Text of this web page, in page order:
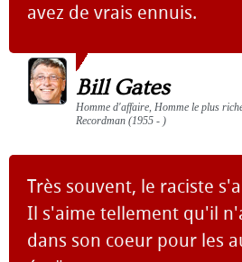
avez de vrais ennuis.
Bill Gates
Homme d'affaire, Homme le plus
Recordman (1955 - )
Très souvent, le raciste
Il s'aime tellement qu'il
dans son coeur pour les